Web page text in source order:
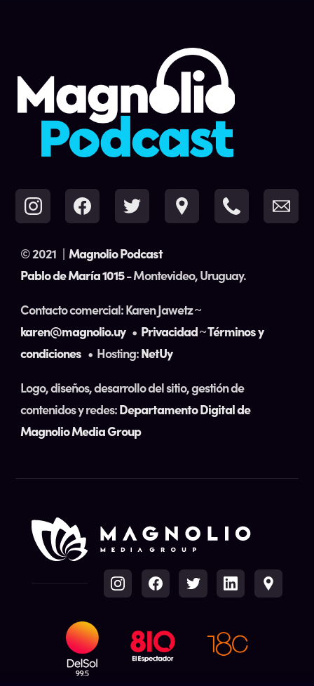
© 2021 |Magnolio Podcast
Pablo de María 1015- Montevideo, Uruguay.
Contacto comercial: Karen Jawetz ~
karen@magnolio.uy• Privacidad~Términos y
condiciones • Hosting:NetUy
Logo, diseños, desarrollo del sitio, gestión de
contenidos y redes:Departamento Digital de
Magnolio Media Group